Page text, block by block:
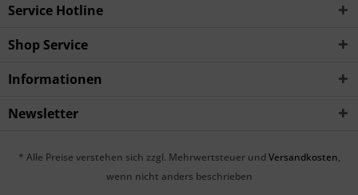
Service Hotline
Shop Service
Informationen
Newsletter
* Alle Preise verstehen sich zzgl. Mehrwertsteuer und Versandkosten,
wenn nicht anders beschrieben